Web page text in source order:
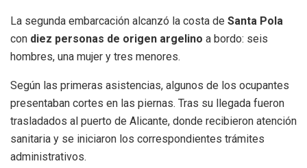
La segunda embarcación alcanzó la costa de Santa Pola
con diez personas de origen argelino a bordo: seis
hombres, una mujer y tres menores.
Según las primeras asistencias, algunos de los ocupantes
presentaban cortes en las piernas. Tras su llegada fueron
trasladados al puerto de Alicante, donde recibieron atención
sanitaria y se iniciaron los correspondientes trámites
administrativos.